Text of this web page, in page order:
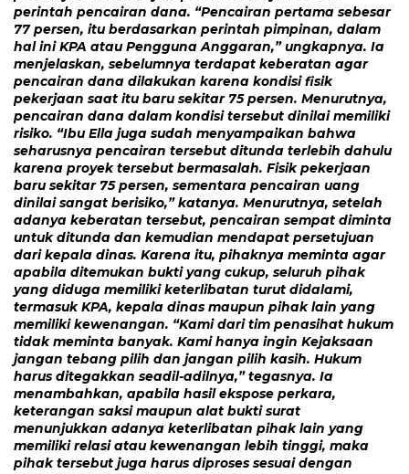
perintah pencairan dana. “Pencairan pertama sebesar
77 persen, itu berdasarkan perintah pimpinan, dalam
hal ini KPA atau Pengguna Anggaran,” ungkapnya. Ia
menjelaskan, sebelumnya terdapat keberatan agar
pencairan dana dilakukan karena kondisi fisik
pekerjaan saat itu baru sekitar 75 persen. Menurutnya,
pencairan dana dalam kondisi tersebut dinilai memiliki
risiko. “Ibu Ella juga sudah menyampaikan bahwa
seharusnya pencairan tersebut ditunda terlebih dahulu
karena proyek tersebut bermasalah. Fisik pekerjaan
baru sekitar 75 persen, sementara pencairan uang
dinilai sangat berisiko,” katanya. Menurutnya, setelah
adanya keberatan tersebut, pencairan sempat diminta
untuk ditunda dan kemudian mendapat persetujuan
dari kepala dinas. Karena itu, pihaknya meminta agar
apabila ditemukan bukti yang cukup, seluruh pihak
yang diduga memiliki keterlibatan turut didalami,
termasuk KPA, kepala dinas maupun pihak lain yang
memiliki kewenangan. “Kami dari tim penasihat hukum
tidak meminta banyak. Kami hanya ingin Kejaksaan
jangan tebang pilih dan jangan pilih kasih. Hukum
harus ditegakkan seadil-adilnya,” tegasnya. Ia
menambahkan, apabila hasil ekspose perkara,
keterangan saksi maupun alat bukti surat
menunjukkan adanya keterlibatan pihak lain yang
memiliki relasi atau kewenangan lebih tinggi, maka
pihak tersebut juga harus diproses sesuai dengan